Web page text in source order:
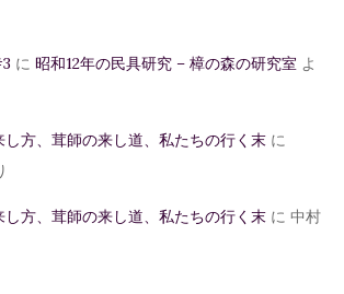
に 昭和12年の民具研究 – 樟の森の研究室 よ
し方、茸師の来し道、私たちの行く末 に
し方、茸師の来し道、私たちの行く末 に 中村